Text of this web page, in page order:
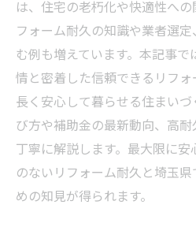
は、住宅の老朽化や快適性へ
フォーム耐久の知識や業者選
む例も増えています。本記事
情と密着した信頼できるリフォ
長く安心して暮らせる住まい
び方や補助金の最新動向、高
丁寧に解説します。最大限に
のないリフォーム耐久と埼玉
めの知見が得られます。